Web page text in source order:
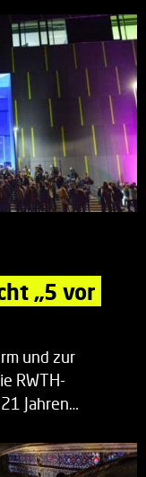
„5 vor
und zur
RWTH-
Jahren…